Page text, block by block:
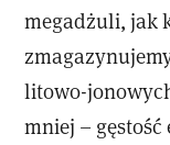
megadżuli, jak
litowo-
mniej –